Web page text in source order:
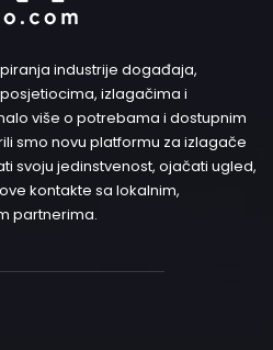
industrije događaja,
izlagačima i
više o potrebama i dostupnim
smo novu platformu za izlagače
svoju jedinstvenost, ojačati ugled,
kontakte sa lokalnim,
partnerima.